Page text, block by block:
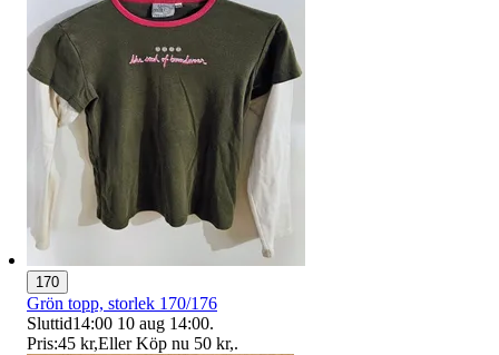
170
Grön topp, storlek 170/176
Sluttid14:00 10 aug 14:00.
Pris:45 kr,Eller Köp nu 50 kr,.